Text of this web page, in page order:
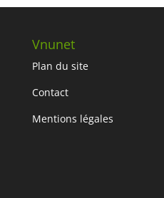
Vnunet
Plan du site
Contact
Mentions légales